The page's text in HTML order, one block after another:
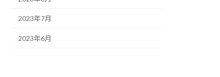
2023年7月
2023年6月